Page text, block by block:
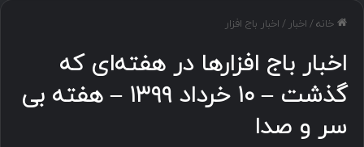
خانه/ اخبار / اخبار باج افزار
اخبار باج افزارها در هفته‌ای که
گذشت – ۱۰ خرداد ۱۳۹۹ – هفته بی
سر و صدا